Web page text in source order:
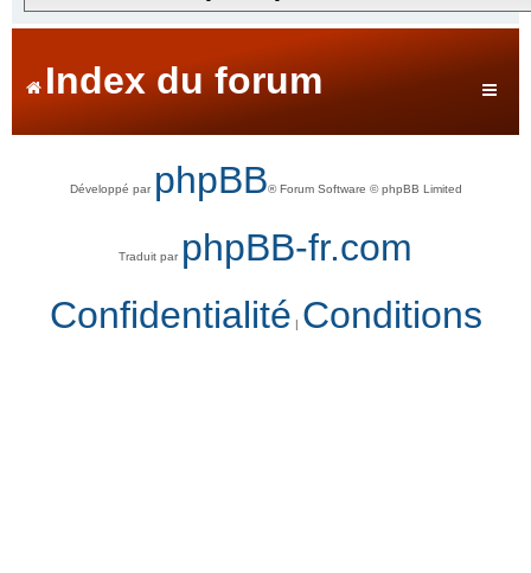
Index du forum
Développé par phpBB® Forum Software © phpBB Limited
Traduit par phpBB-fr.com
Confidentialité | Conditions